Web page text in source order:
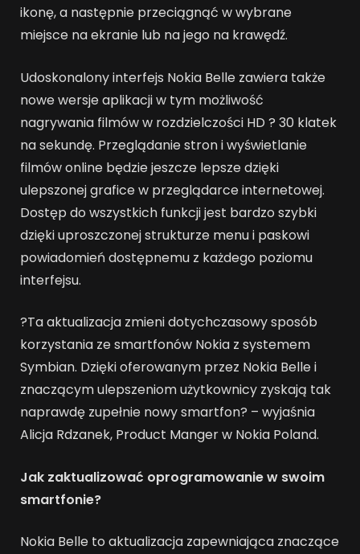
ikonę, a następnie przeciągnąć w wybrane
miejsce na ekranie lub na jego na krawędź.
Udoskonalony interfejs Nokia Belle zawiera także
nowe wersje aplikacji w tym możliwość
nagrywania filmów w rozdzielczości HD ? 30 klatek
na sekundę. Przeglądanie stron i wyświetlanie
filmów online będzie jeszcze lepsze dzięki
ulepszonej grafice w przeglądarce internetowej.
Dostęp do wszystkich funkcji jest bardzo szybki
dzięki uproszczonej strukturze menu i paskowi
powiadomień dostępnemu z każdego poziomu
interfejsu.
?Ta aktualizacja zmieni dotychczasowy sposób
korzystania ze smartfonów Nokia z systemem
Symbian. Dzięki oferowanym przez Nokia Belle i
znaczącym ulepszeniom użytkownicy zyskają tak
naprawdę zupełnie nowy smartfon? – wyjaśnia
Alicja Rdzanek, Product Manger w Nokia Poland.
Jak zaktualizować oprogramowanie w swoim
smartfonie?
Nokia Belle to aktualizacja zapewniająca znaczące